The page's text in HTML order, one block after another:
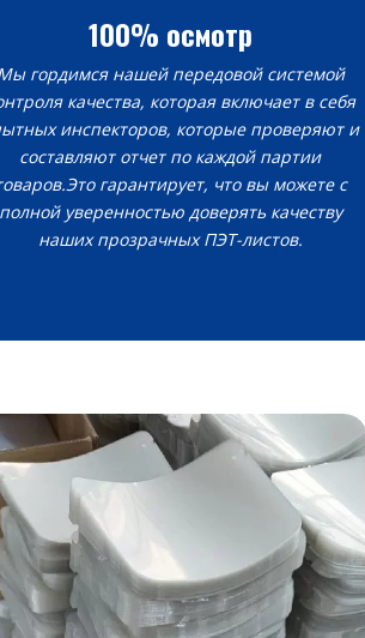
100% осмотр
гордимся нашей передовой системой
качества, которая включает в себя
инспекторов, которые проверяют и
составляют отчет по каждой партии
гарантирует, что вы можете с
полной уверенностью доверять качеству
наших прозрачных ПЭТ-листов.